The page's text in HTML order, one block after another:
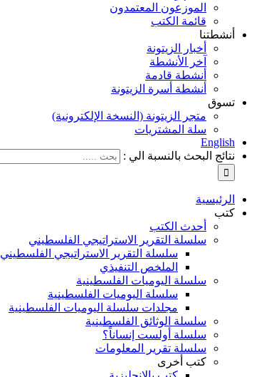
الموزعون المعتمدون
قائمة الكتب
أنشطتنا
أخبار الزيتونة
آخر الأنشطة
أنشطة قادمة
أنشطة أسرة الزيتونة
تسوق
متجر الزيتونة (النسخة الإلكترونية)
سلة المشتريات
English
نتائج البحث بالنسبة الي :
الرئيسية
كتب
أحدث الكتب
سلسلة التقرير الاستراتيجي الفلسطيني
سلسلة التقرير الاستراتيجي الفلسطيني
الملخص التنفيذي
سلسلة اليوميات الفلسطينية
سلسلة اليوميات الفلسطينية
مجلدات سلسلة اليوميات الفلسطينية
سلسلة الوثائق الفلسطينية
سلسلة أولست إنساناً؟
سلسلة تقرير المعلومات
كتب أخرى